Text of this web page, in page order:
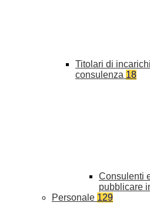
Titolari di
consulenza 18
Consulenti
pubblicare
Personale 129